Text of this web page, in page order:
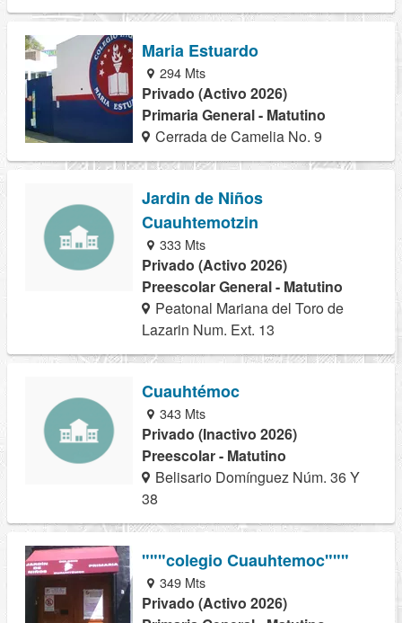
Maria Estuardo
294 Mts
Privado (Activo 2026)
Primaria General - Matutino
Cerrada de Camelia No. 9
Jardin de Niños
Cuauhtemotzin
333 Mts
Privado (Activo 2026)
Preescolar General - Matutino
Peatonal Mariana del Toro de
Lazarin Num. Ext. 13
Cuauhtémoc
343 Mts
Privado (Inactivo 2026)
Preescolar - Matutino
Belisario Domínguez Núm. 36 Y
38
"""colegio Cuauhtemoc"""
349 Mts
Privado (Activo 2026)